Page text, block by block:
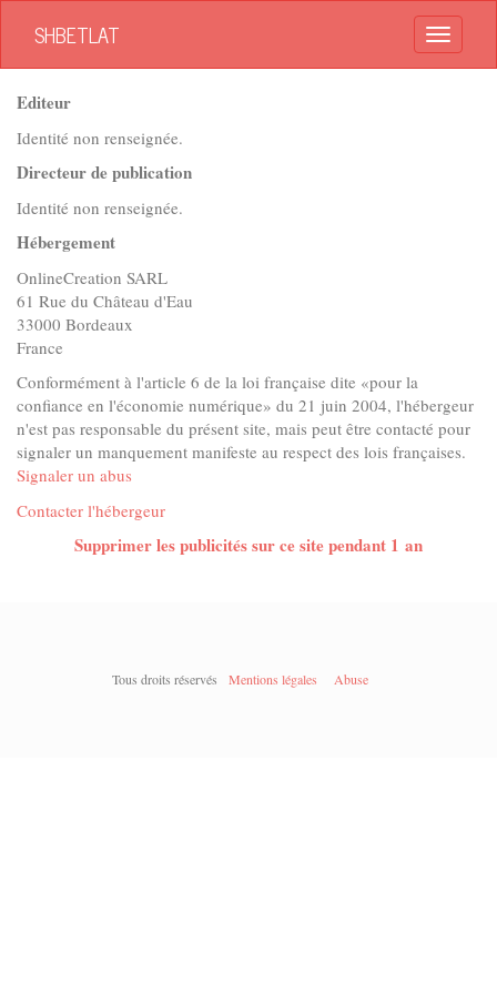
Toggle
SHBETLAT
Editeur
Identité non renseignée.
Directeur de publication
Identité non renseignée.
Hébergement
OnlineCreation SARL
61 Rue du Château d'Eau
33000 Bordeaux
France
Conformément à l'article 6 de la loi française dite «pour la
confiance en l'économie numérique» du 21 juin 2004, l'hébergeur
n'est pas responsable du présent site, mais peut être contacté pour
signaler un manquement manifeste au respect des lois françaises.
Signaler un abus
Contacter l'hébergeur
Supprimer les publicités sur ce site pendant 1 an
Tous droits réservés Mentions légales Abuse